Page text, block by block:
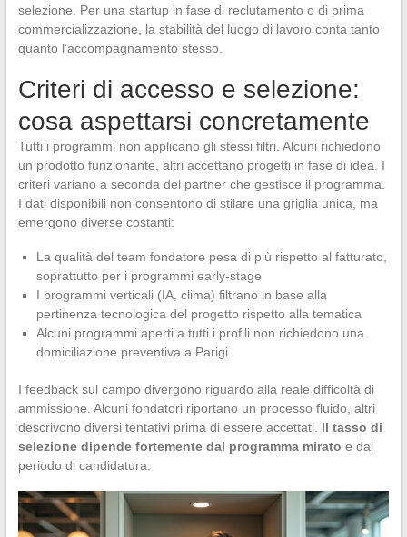
selezione. Per una startup in fase di reclutamento o di prima
commercializzazione, la stabilità del luogo di lavoro conta tanto
quanto l’accompagnamento stesso.
Criteri di accesso e selezione:
cosa aspettarsi concretamente
Tutti i programmi non applicano gli stessi filtri. Alcuni richiedono
un prodotto funzionante, altri accettano progetti in fase di idea. I
criteri variano a seconda del partner che gestisce il programma.
I dati disponibili non consentono di stilare una griglia unica, ma
emergono diverse costanti:
La qualità del team fondatore pesa di più rispetto al fatturato,
soprattutto per i programmi early-stage
I programmi verticali (IA, clima) filtrano in base alla
pertinenza tecnologica del progetto rispetto alla tematica
Alcuni programmi aperti a tutti i profili non richiedono una
domiciliazione preventiva a Parigi
I feedback sul campo divergono riguardo alla reale difficoltà di
ammissione. Alcuni fondatori riportano un processo fluido, altri
descrivono diversi tentativi prima di essere accettati. Il tasso di
selezione dipende fortemente dal programma mirato e dal
periodo di candidatura.